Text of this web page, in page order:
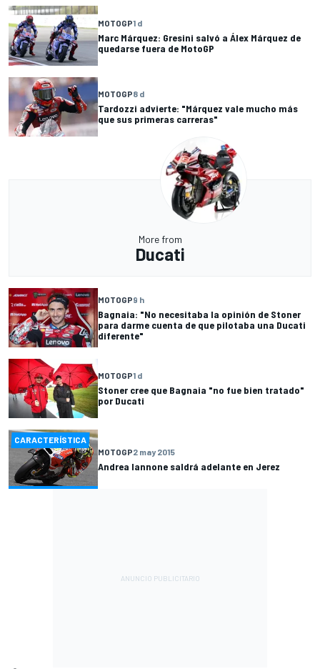
MOTOGP1 d
Marc Márquez: Gresini salvó a Álex Márquez de
quedarse fuera de MotoGP
MOTOGP8 d
Tardozzi advierte: "Márquez vale mucho más
que sus primeras carreras"
More from
Ducati
MOTOGP9 h
Bagnaia: "No necesitaba la opinión de Stoner
para darme cuenta de que pilotaba una Ducati
diferente"
MOTOGP1 d
Stoner cree que Bagnaia "no fue bien tratado"
por Ducati
CARACTERÍSTICA
MOTOGP2 may 2015
Andrea Iannone saldrá adelante en Jerez